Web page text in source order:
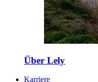
Über Lely
Karriere